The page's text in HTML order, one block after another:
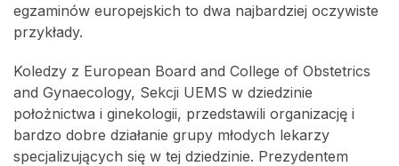
egzaminów europejskich to dwa najbardziej oczywiste
przykłady.
Koledzy z European Board and College of Obstetrics
and Gynaecology, Sekcji UEMS w dziedzinie
położnictwa i ginekologii, przedstawili organizację i
bardzo dobre działanie grupy młodych lekarzy
specjalizujących się w tej dziedzinie. Prezydentem